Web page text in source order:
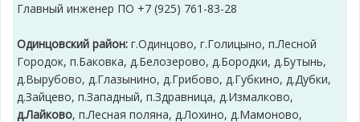
Главный инженер ПО +7 (925) 761-83-28
Одинцовский район: г.Одинцово, г.Голицыно, п.Лесной
Городок, п.Баковка, д.Белозерово, д.Бородки, д.Бутынь,
д.Вырубово, д.Глазынино, д.Грибово, д.Губкино, д.Дубки,
д.Зайцево, п.Западный, п.Здравница, д.Измалково,
д.Лайково, п.Лесная поляна, д.Лохино, д.Мамоново,